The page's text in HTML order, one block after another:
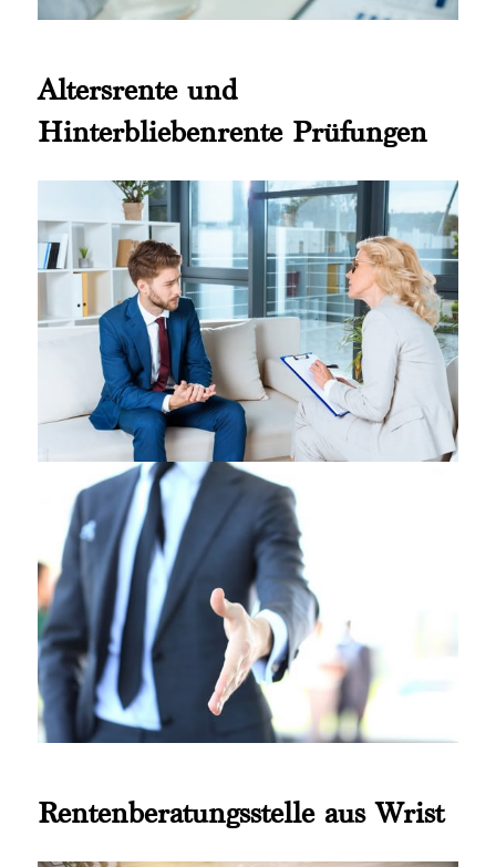
Altersrente und
Hinterbliebenrente Prüfungen
Rentenberatungsstelle aus Wrist